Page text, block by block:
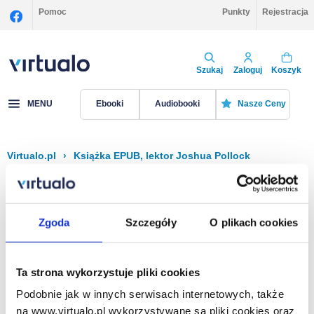
Zgoda Szczegóły O plikach cookies
Ta strona wykorzystuje pliki cookies
Podobnie jak w innych serwisach internetowych, także
na www.virtualo.pl wykorzystywane są pliki cookies oraz
Pomoc Punkty Rejestracja
Szukaj Zaloguj Koszyk
MENU Ebooki Audiobooki Nasze Ceny
Virtualo.pl › Książka EPUB, lektor Joshua Pollock
Filtruj Sortuj
Na stronie